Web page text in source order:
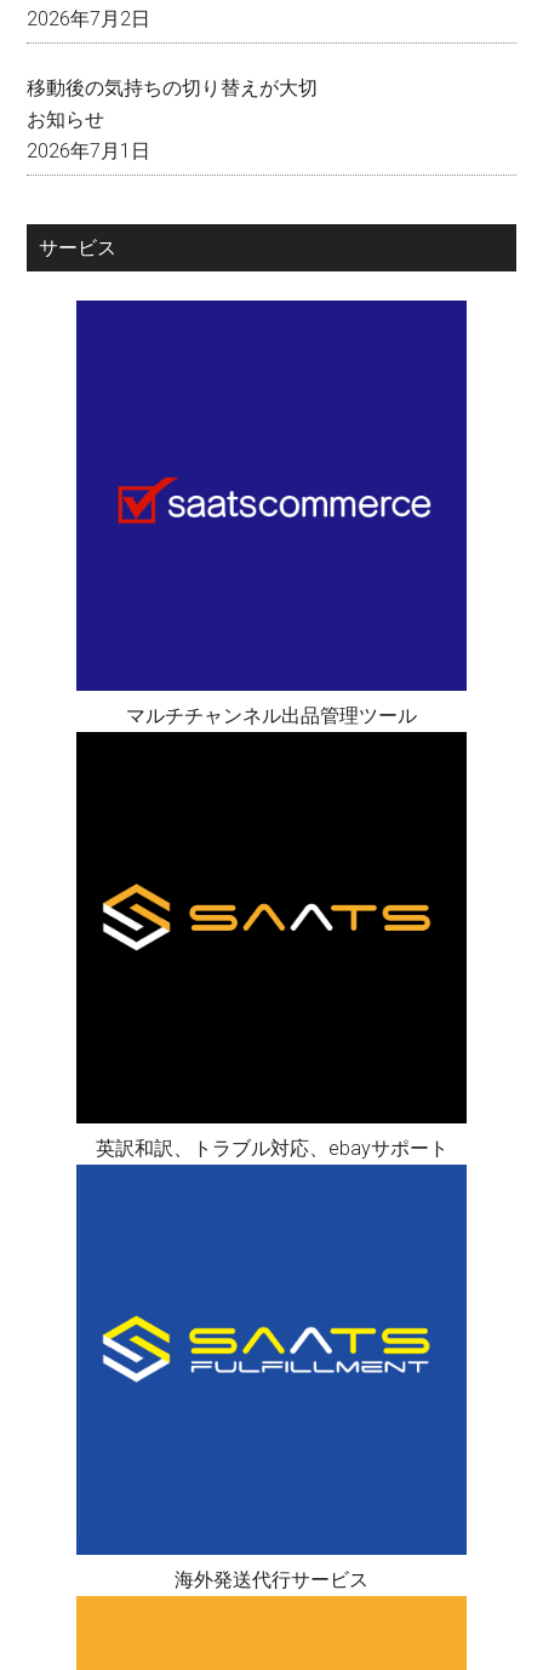
2026年7月2日
移動後の気持ちの切り替えが大切
お知らせ
2026年7月1日
サービス
マルチチャンネル出品管理ツール
英訳和訳、トラブル対応、ebayサポート
海外発送代行サービス